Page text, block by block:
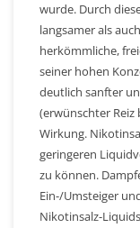
wurde. Durch
langsamer als
herkömmliche,
seiner hohen
deutlich sanfter
(erwünschter
Wirkung.
geringeren
zu können.
Ein-/Umsteiger
Nikotinsalz-